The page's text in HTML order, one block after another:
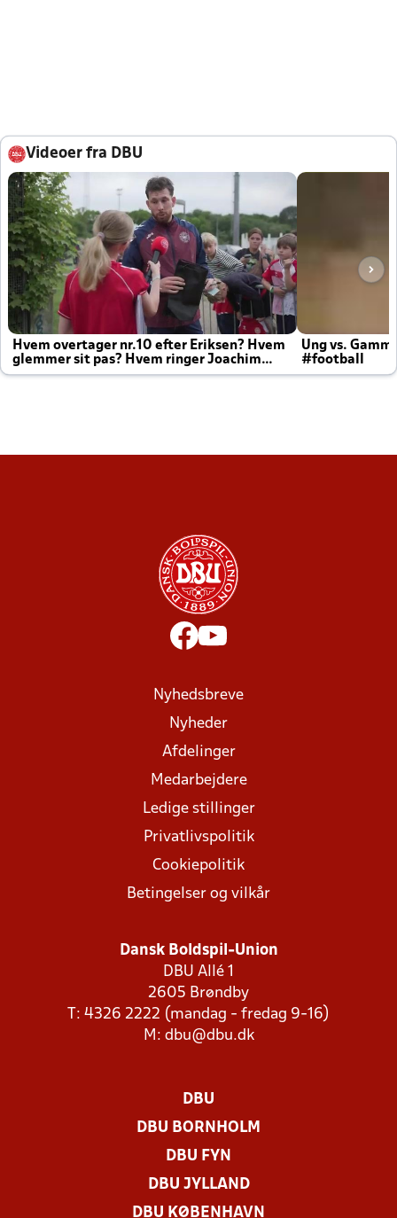
Videoer fra DBU
Hvem overtager nr.10 efter Eriksen? Hvem
glemmer sit pas? Hvem ringer Joachim
altid til efter kampe?
Ung vs.
#football
Nyhedsbreve
Nyheder
Afdelinger
Medarbejdere
Ledige stillinger
Privatlivspolitik
Cookiepolitik
Betingelser og vilkår
Dansk Boldspil-Union
DBU Allé 1
2605 Brøndby
T: 4326 2222 (mandag - fredag 9-16)
M: dbu@dbu.dk
DBU
DBU BORNHOLM
DBU FYN
DBU JYLLAND
DBU KØBENHAVN